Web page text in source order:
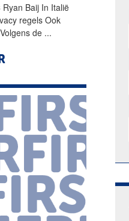
Baij In Italië
regels Ook
de ...